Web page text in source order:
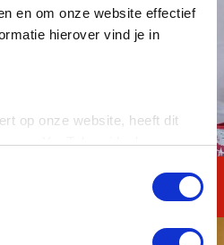
en om onze website effectief
hierover vind je in
op onze website, heeft dit
van YouTube-video's.